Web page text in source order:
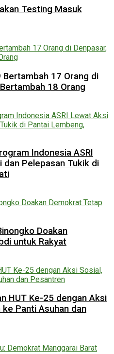
Testing Masuk
Bertambah 17 Orang di
18 Orang
Indonesia ASRI
dan Pelepasan Tukik di
Doakan
untuk Rakyat
HUT Ke-25 dengan Aksi
ke Panti Asuhan dan